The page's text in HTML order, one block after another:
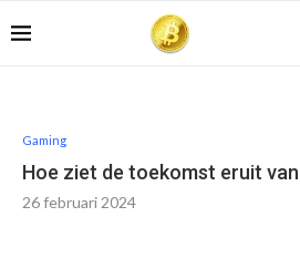
Gaming
Hoe ziet de toekomst eruit van
26 februari 2024